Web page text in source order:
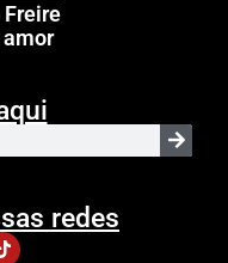
Freire
amor
redes